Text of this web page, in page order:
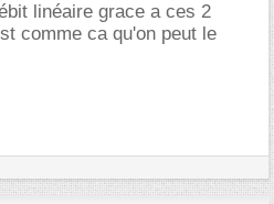
linéaire grace a ces 2
comme ca qu'on peut le